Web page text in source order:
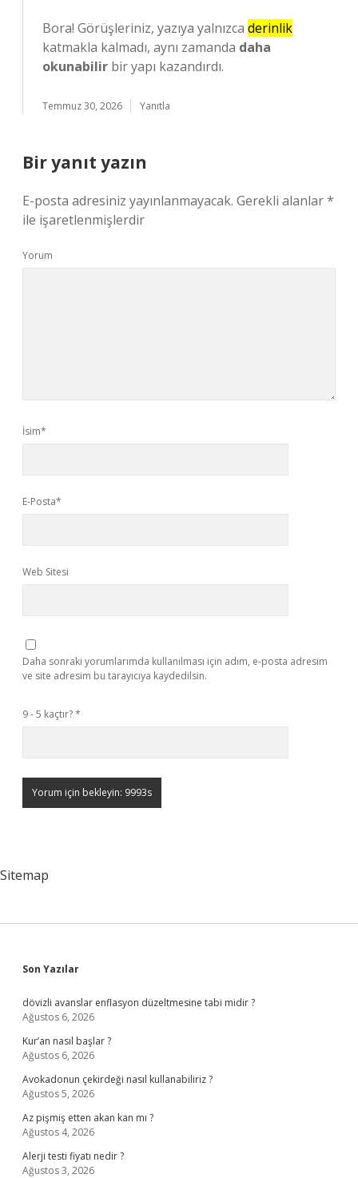
Bora! Görüşleriniz, yazıya yalnızca derinlik
katmakla kalmadı, aynı zamanda daha
okunabilir bir yapı kazandırdı.
Temmuz 30, 2026 Yanıtla
Bir yanıt yazın
E-posta adresiniz yayınlanmayacak. Gerekli alanlar*
ile işaretlenmişlerdir
Yorum
İsim*
E-Posta*
Web Sitesi
Daha sonraki yorumlarımda kullanılması için adım, e-posta adresim
ve site adresim bu tarayıcıya kaydedilsin.
9 - 5 kaçtır?*
Sitemap
Sidebar
Son Yazılar
dövizli avanslar enflasyon düzeltmesine tabi midir ?
Ağustos 6, 2026
Kur’an nasıl başlar ?
Ağustos 6, 2026
Avokadonun çekirdeği nasıl kullanabiliriz ?
Ağustos 5, 2026
Az pişmiş etten akan kan mı ?
Ağustos 4, 2026
Alerji testi fiyatı nedir ?
Ağustos 3, 2026